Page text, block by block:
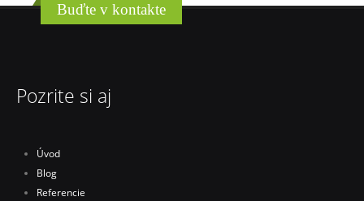
Buďte v kontakte
Pozrite si aj
Úvod
Blog
Referencie